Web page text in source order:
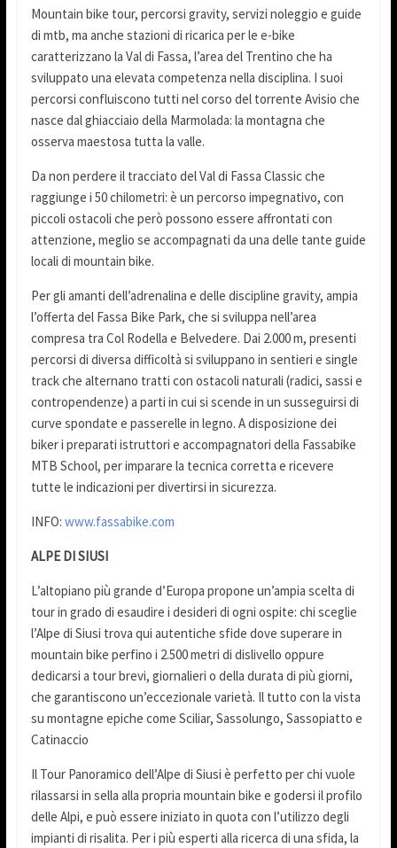
Mountain bike tour, percorsi gravity, servizi noleggio e guide
di mtb, ma anche stazioni di ricarica per le e-bike
caratterizzano la Val di Fassa, l’area del Trentino che ha
sviluppato una elevata competenza nella disciplina. I suoi
percorsi confluiscono tutti nel corso del torrente Avisio che
nasce dal ghiacciaio della Marmolada: la montagna che
osserva maestosa tutta la valle.
Da non perdere il tracciato del Val di Fassa Classic che
raggiunge i 50 chilometri: è un percorso impegnativo, con
piccoli ostacoli che però possono essere affrontati con
attenzione, meglio se accompagnati da una delle tante guide
locali di mountain bike.
Per gli amanti dell’adrenalina e delle discipline gravity, ampia
l’offerta del Fassa Bike Park, che si sviluppa nell’area
compresa tra Col Rodella e Belvedere. Dai 2.000 m, presenti
percorsi di diversa difficoltà si sviluppano in sentieri e single
track che alternano tratti con ostacoli naturali (radici, sassi e
contropendenze) a parti in cui si scende in un susseguirsi di
curve spondate e passerelle in legno. A disposizione dei
biker i preparati istruttori e accompagnatori della Fassabike
MTB School, per imparare la tecnica corretta e ricevere
tutte le indicazioni per divertirsi in sicurezza.
INFO: www.fassabike.com
ALPE DI SIUSI
L’altopiano più grande d’Europa propone un’ampia scelta di
tour in grado di esaudire i desideri di ogni ospite: chi sceglie
l’Alpe di Siusi trova qui autentiche sfide dove superare in
mountain bike perfino i 2.500 metri di dislivello oppure
dedicarsi a tour brevi, giornalieri o della durata di più giorni,
che garantiscono un’eccezionale varietà. Il tutto con la vista
su montagne epiche come Sciliar, Sassolungo, Sassopiatto e
Catinaccio
Il Tour Panoramico dell’Alpe di Siusi è perfetto per chi vuole
rilassarsi in sella alla propria mountain bike e godersi il profilo
delle Alpi, e può essere iniziato in quota con l’utilizzo degli
impianti di risalita. Per i più esperti alla ricerca di una sfida, la